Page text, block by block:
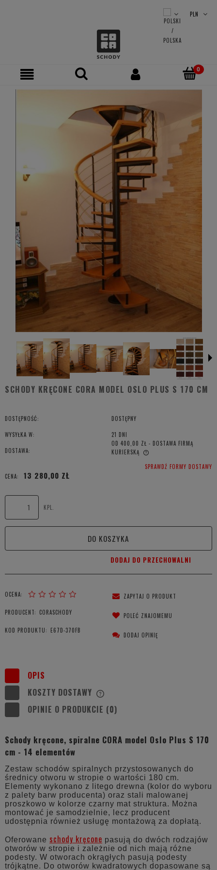
SCHODY KRĘCONE CORA MODEL OSLO PLUS S 170 CM
DOSTĘPNOŚĆ: DOSTĘPNY
WYSYŁKA W: 21 DNI
DOSTAWA:
OD 400,00 ZŁ - DOSTAWA FIRMĄ
KURIERSKĄ
CENA NIE ZAWIERA EWENTUALNYCH KOSZTÓW PŁATNOŚCISPRAWDŹ FORMY DOSTAWY
CENA:
13 280,00 ZŁ
KPL.
DO KOSZYKA
DODAJ DO PRZECHOWALNI
OCENA:
PRODUCENT: CORASCHODY
KOD PRODUKTU: E67D-370FB
ZAPYTAJ O PRODUKT
POLEĆ ZNAJOMEMU
DODAJ OPINIĘ
OPIS
KOSZTY DOSTAWY
KOSZTÓW PŁATNOŚCI
OPINIE O PRODUKCIE (0)
Schody kręcone, spiralne CORA model Oslo Plus S 170
cm - 14 elementów
Zestaw schodów spiralnych przystosowanych do
średnicy otworu w stropie o wartości 180 cm.
Elementy wykonano z litego drewna (kolor do wyboru
z palety barw producenta) oraz stali malowanej
proszkowo w kolorze czarny mat struktura. Można
montować je samodzielnie, lecz producent
udostępnia również usługę montażową za dopłatą.
Oferowane schody kręcone pasują do dwóch rodzajów
otworów w stropie i zależnie od nich mają różne
podesty. W otworach okrągłych pasują podesty
trójkątne. Do otworów kwadratowych dopasowane są